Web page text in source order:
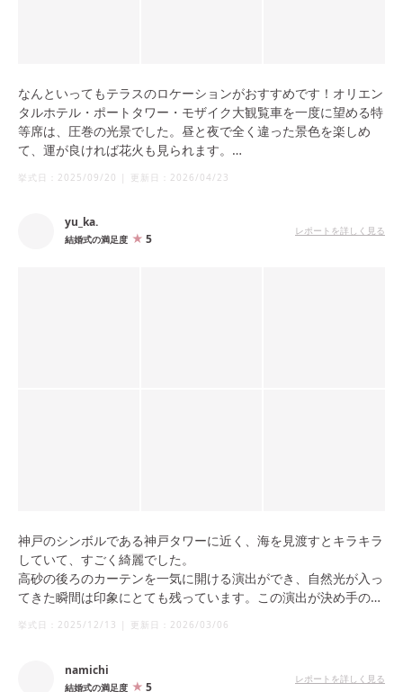
なんといってもテラスのロケーションがおすすめです！オリエン
タルホテル・ポートタワー・モザイク大観覧車を一度に望める特
等席は、圧巻の光景でした。昼と夜で全く違った景色を楽しめ
て、運が良ければ花火も見られます。
ゲストの方も写真撮影が止まらないほどで、KOBEを存分に感じ
める、飽きない空間作りができました。
挙式日： 2025/09/20 | 更新日： 2026/04/23
yu_ka.
結婚式の満足度 5
レポートを詳しく見る
神戸のシンボルである神戸タワーに近く、海を見渡すとキラキラ
していて、すごく綺麗でした。
高砂の後ろのカーテンを一気に開ける演出ができ、自然光が入っ
てきた瞬間は印象にとても残っています。この演出が決め手のひ
挙式日： 2025/12/13 | 更新日： 2026/03/06
namichi
結婚式の満足度 5
レポートを詳しく見る